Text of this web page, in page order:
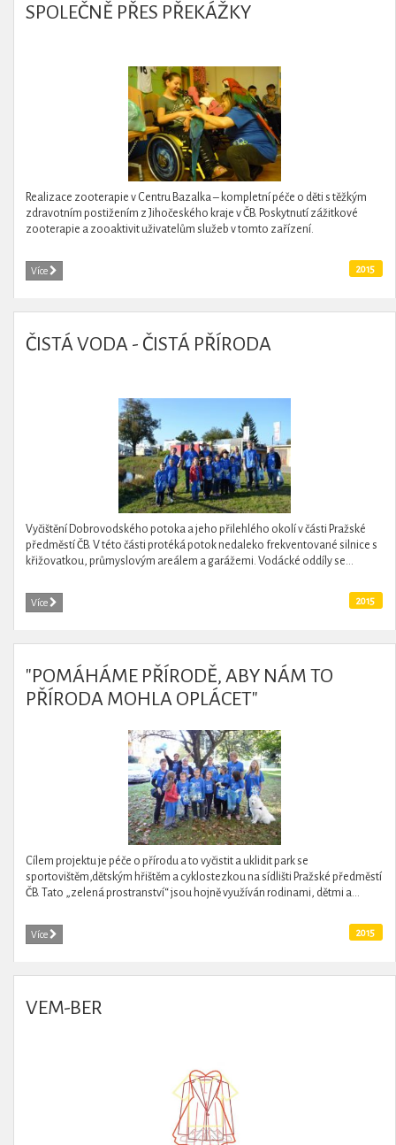
SPOLEČNĚ PŘES PŘEKÁŽKY
Realizace zooterapie v Centru Bazalka – kompletní péče o děti s těžkým
zdravotním postižením z Jihočeského kraje v ČB. Poskytnutí zážitkové
zooterapie a zooaktivit uživatelům služeb v tomto zařízení.
Více 2015
ČISTÁ VODA - ČISTÁ PŘÍRODA
Vyčištění Dobrovodského potoka a jeho přilehlého okolí v části Pražské
předměstí ČB. V této části protéká potok nedaleko frekventované silnice s
křižovatkou, průmyslovým areálem a garážemi. Vodácké oddíly se...
Více 2015
"POMÁHÁME PŘÍRODĚ, ABY NÁM TO
PŘÍRODA MOHLA OPLÁCET"
Cílem projektu je péče o přírodu a to vyčistit a uklidit park se
sportovištěm,dětským hřištěm a cyklostezkou na sídlišti Pražské předměstí
ČB. Tato „zelená prostranství“ jsou hojně využíván rodinami, dětmi a...
Více 2015
VEM-BER